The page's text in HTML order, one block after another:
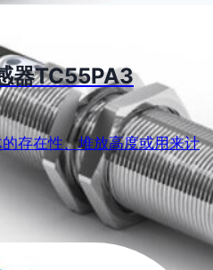
器TC55PA3
存在性、堆放高度或用来计